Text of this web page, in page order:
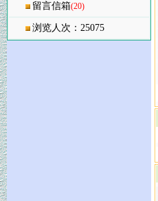
留言信箱(20)
浏览人次：25075